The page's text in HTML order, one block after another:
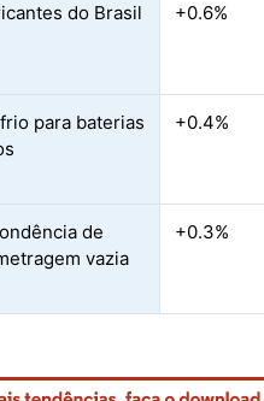
do Brasil
+0.6%
para baterias
+0.4%
de
vazia
+0.3%